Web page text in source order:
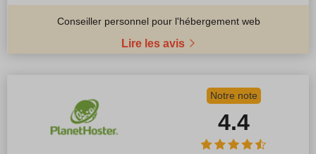
Conseiller personnel pour l'hébergement web
Lire les avis
Notre note
4.4